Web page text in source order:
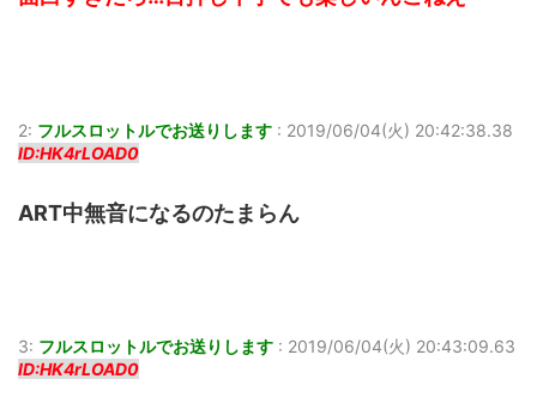
2: フルスロットルでお送りします : 2019/06/04(火) 20:42:38.38
ID:HK4rLOAD0
ART中無音になるのたまらん
3: フルスロットルでお送りします : 2019/06/04(火) 20:43:09.63
ID:HK4rLOAD0